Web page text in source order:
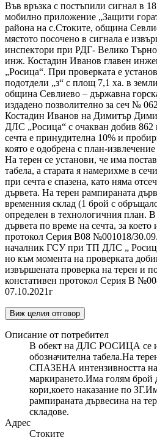
Във връзка с постъпили сигнал в
мобилно приложение „Защити
района на с.Стоките, община
мястото посочено в сигнала е
инспектори при РДГ- Велико
инж. Костадин Иванов главен
„Росица“. При проверката е
подотдели „з“ с площ 7,1 ха. в
община Севлиево – държавна
издадено позволително за сеч №
Костадин Иванов на Димитър
ДЛС „Росица“ с очакван добив
сечта е принудителна 10% и
която е одобрена с план-
На терен се установи, че има
табела, а старата я намерихме в
при сечта е спазена, като няма
дървета. На терен рампираната
временния склад (1 брой с
определен в технологичния план.
дървета по време на сечта, за
протокол Серия В08 №001018/
началник ГСУ при ТП ДЛС „
но към момента на проверката
извършената проверка на терен и
констативен протокол Серия В
07.10.2021г
Виж целия отговор
Описание от потребител
В обект на ДЛС РОСИЦА се
обозначителна табела.На
СПАЗЕНА интензивността на
маркирането.Има голям брой
кори,което наказание по
рампираната дървесина на
складове.
Адрес
Стоките